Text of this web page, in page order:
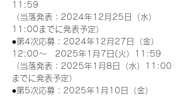
11:59
（当落発表：2024年12月25日（水）
11:00までに発表予定）
●第4次応募：2024年12月27日（金）
12:00～　2025年1月7日(火）11:59
（当落発表：2025年1月8日（水）11:00
までに発表予定）
●第5次応募：2025年1月10日（金）